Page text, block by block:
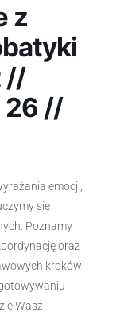
z
//
26 //
emocji,
się
Poznamy
oraz
kroków
Wasz